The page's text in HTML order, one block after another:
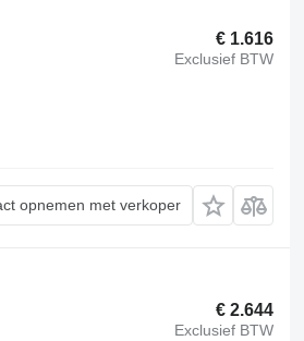
€ 1.616
Exclusief BTW
opnemen met verkoper
€ 2.644
Exclusief BTW